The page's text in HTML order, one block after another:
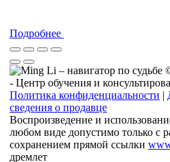
Подробнее
- Центр обучения и
Политика конфиденциальности |
сведения о продавце
Воспроизведение и
любом виде допустимо только с
сохранением прямой ссылки
дремлет